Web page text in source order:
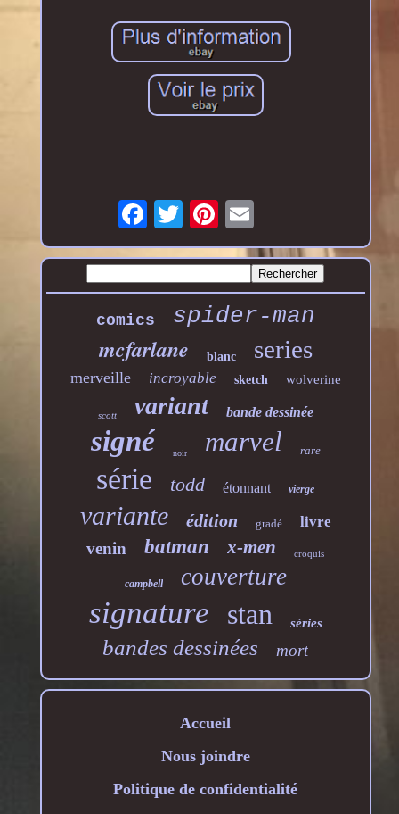
comics spider-man
mcfarlane blanc series
merveille incroyable sketch wolverine
scott variant bande dessinée
signé noir marvel rare
série todd étonnant vierge
variante édition gradé livre
venin batman x-men croquis
campbell couverture
signature stan séries
bandes dessinées mort
Accueil
Nous joindre
Politique de confidentialité